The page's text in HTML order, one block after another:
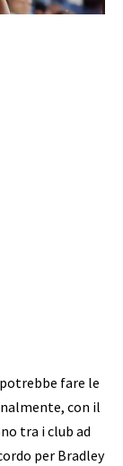
fare le
con il
tra i club ad
per Bradley